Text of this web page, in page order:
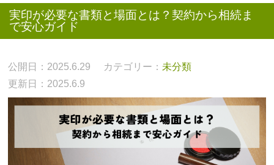
実印が必要な書類と場面とは？契約から相続ま
で安心ガイド
公開日：2025.6.29 カテゴリー： 未分類
更新日：2025.6.9